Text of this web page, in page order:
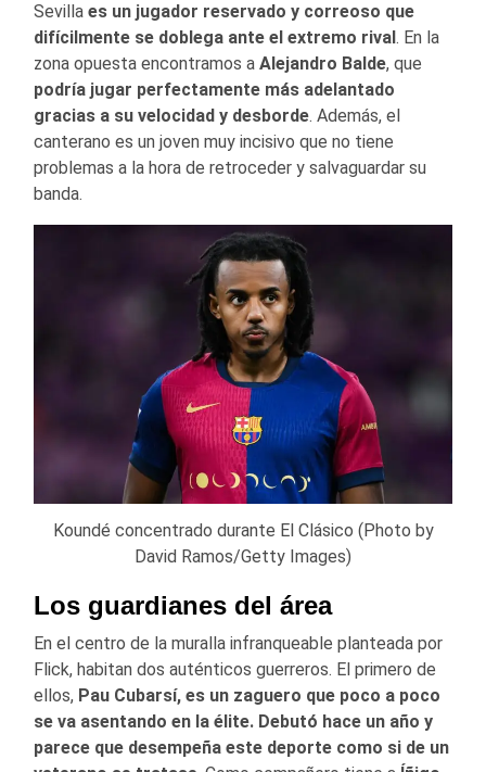
Sevilla es un jugador reservado y correoso que
difícilmente se doblega ante el extremo rival. En la
zona opuesta encontramos a Alejandro Balde, que
podría jugar perfectamente más adelantado
gracias a su velocidad y desborde. Además, el
canterano es un joven muy incisivo que no tiene
problemas a la hora de retroceder y salvaguardar su
banda.
Koundé concentrado durante El Clásico (Photo by
David Ramos/Getty Images)
Los guardianes del área
En el centro de la muralla infranqueable planteada por
Flick, habitan dos auténticos guerreros. El primero de
ellos, Pau Cubarsí, es un zaguero que poco a poco
se va asentando en la élite. Debutó hace un año y
parece que desempeña este deporte como si de un